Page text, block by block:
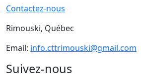
Contactez-nous
Rimouski, Québec
Email: info.cttrimouski@gmail.com
Suivez-nous